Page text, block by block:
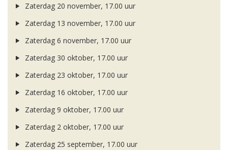
Zaterdag 20 november, 17.00 uur
Zaterdag 13 november, 17.00 uur
Zaterdag 6 november, 17.00 uur
Zaterdag 30 oktober, 17.00 uur
Zaterdag 23 oktober, 17.00 uur
Zaterdag 16 oktober, 17.00 uur
Zaterdag 9 oktober, 17.00 uur
Zaterdag 2 oktober, 17.00 uur
Zaterdag 25 september, 17.00 uur